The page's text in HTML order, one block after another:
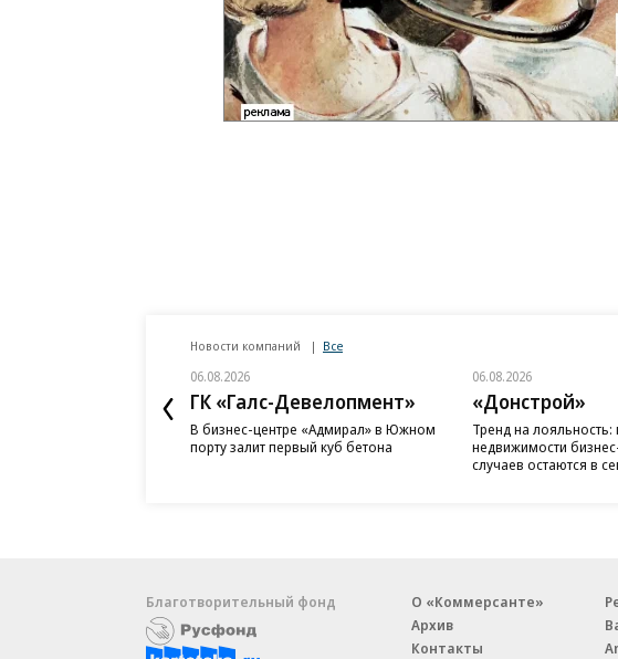
Новости компаний Все
06.08.2026
ГК «Галс-Девелопмент»
В бизнес-центре «Адмирал» в Южном
порту залит первый куб бетона
06.08.2026
«Донстрой»
Тренд на лояльность:
недвижимости
случаев остаются в
Благотворительный фонд
О «Коммерсанте»
Архив
Контакты